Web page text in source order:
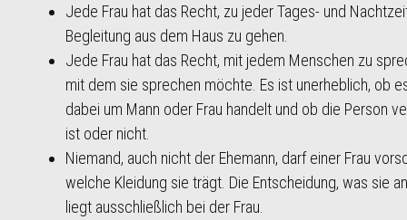
Jede Frau hat das Recht, zu jeder Tages- und
Begleitung aus dem Haus zu gehen.
Jede Frau hat das Recht, mit jedem Menschen zu
mit dem sie sprechen möchte. Es ist unerheblich, ob
dabei um Mann oder Frau handelt und ob die Person
ist oder nicht.
Niemand, auch nicht der Ehemann, darf einer Frau
welche Kleidung sie trägt. Die Entscheidung, was sie
liegt ausschließlich bei der Frau.